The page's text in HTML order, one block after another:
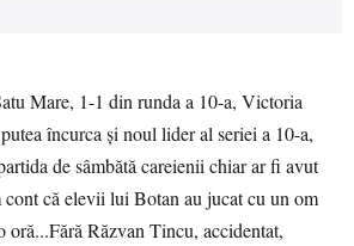
Mare, 1-1 din runda a 10-a, Victoria
încurca și noul lider al seriei a 10-a,
de sâmbătă careienii chiar ar fi avut
cont că elevii lui Botan au jucat cu un om
oră...Fără Răzvan Tincu, accidentat,